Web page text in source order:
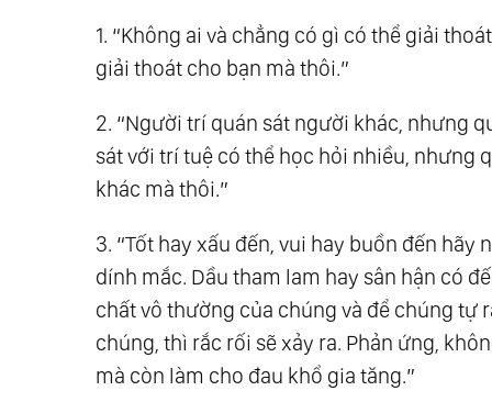
1. “Không ai và chẳng có gì có thể giải
giải thoát cho bạn mà thôi.”
2. “Người trí quán sát người khác, nhưng
sát với trí tuệ có thể học hỏi nhiều, nhưng
khác mà thôi.”
3. “Tốt hay xấu đến, vui hay buồn đến
dính mắc. Dầu tham lam hay sân hận có
chất vô thường của chúng và để chúng tự
chúng, thì rắc rối sẽ xảy ra. Phản ứng,
mà còn làm cho đau khổ gia tăng.”